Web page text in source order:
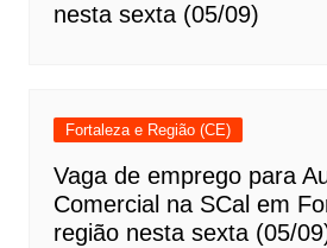
nesta sexta (05/09)
Fortaleza e Região (CE)
Vaga de emprego para
Comercial na SCal em
região nesta sexta (05/